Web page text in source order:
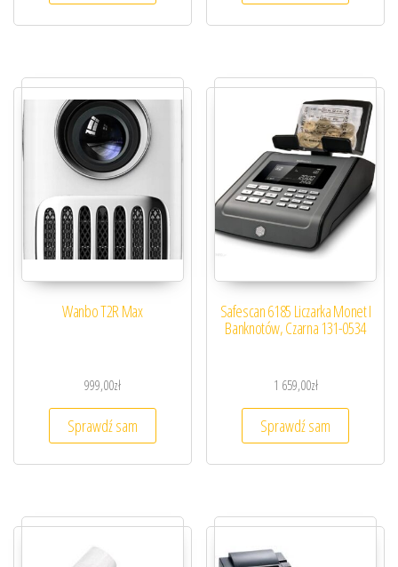
Wanbo T2R Max
999,00zł
Sprawdź sam
Safescan 6185 Liczarka Monet I
Banknotów, Czarna 131-0534
1 659,00zł
Sprawdź sam